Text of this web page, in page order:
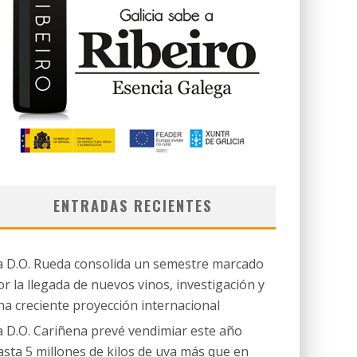
ENTRADAS RECIENTES
D.O. Rueda consolida un semestre marcado
la llegada de nuevos vinos, investigación y
creciente proyección internacional
D.O. Cariñena prevé vendimiar este año
5 millones de kilos de uva más que en